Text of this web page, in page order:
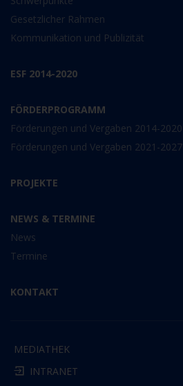
Gesetzlicher Rahmen
Kommunikation und Publizität
ESF 2014-2020
FÖRDERPROGRAMM
Förderungen und Vergaben 2014-2020
Förderungen und Vergaben 2021-2027
PROJEKTE
NEWS & TERMINE
News
Termine
KONTAKT
MEDIATHEK
INTRANET